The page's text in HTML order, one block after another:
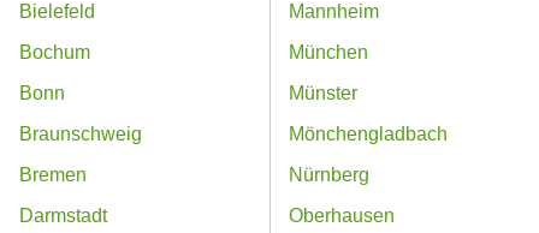
Bielefeld
Bochum
Bonn
Braunschweig
Bremen
Darmstadt
Mannheim
München
Münster
Mönchengladbach
Nürnberg
Oberhausen